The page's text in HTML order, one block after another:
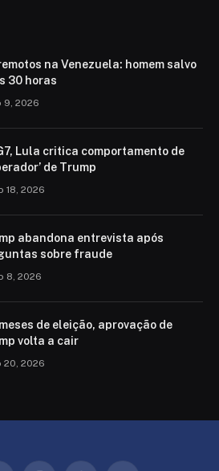
na Venezuela: homem salvo
30 horas
9, 2026
Lula critica comportamento de
de Trump
18, 2026
abandona entrevista após
sobre fraude
8, 2026
de eleição, aprovação de
volta a cair
20, 2026